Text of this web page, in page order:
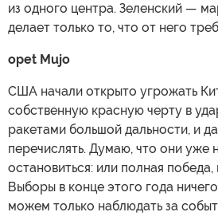
из одного центра. Зеленский —
делает только то, что от него
opet Mujo
США начали открыто угрожать
собственную красную черту в
ракетами большой дальности, и
перечислять. Думаю, что они уже
остановиться: или полная
Выборы в конце этого года
можем только наблюдать за